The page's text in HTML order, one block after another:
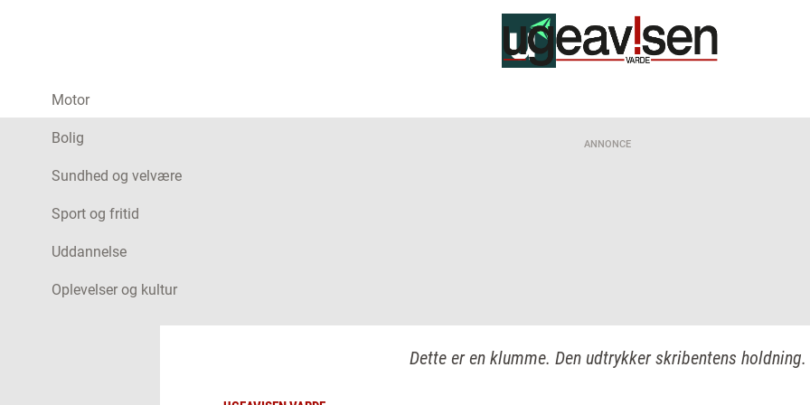
Motor
Bolig
Sundhed og velvære
Sport og fritid
Uddannelse
Oplevelser og kultur
ANNONCE
Dette er en klumme. Den udtrykker skribentens holdning.